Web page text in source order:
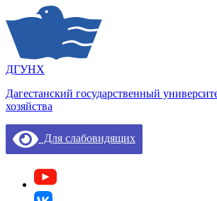
ДГУНХ
Дагестанский государственный
хозяйства
Для слабовидящих